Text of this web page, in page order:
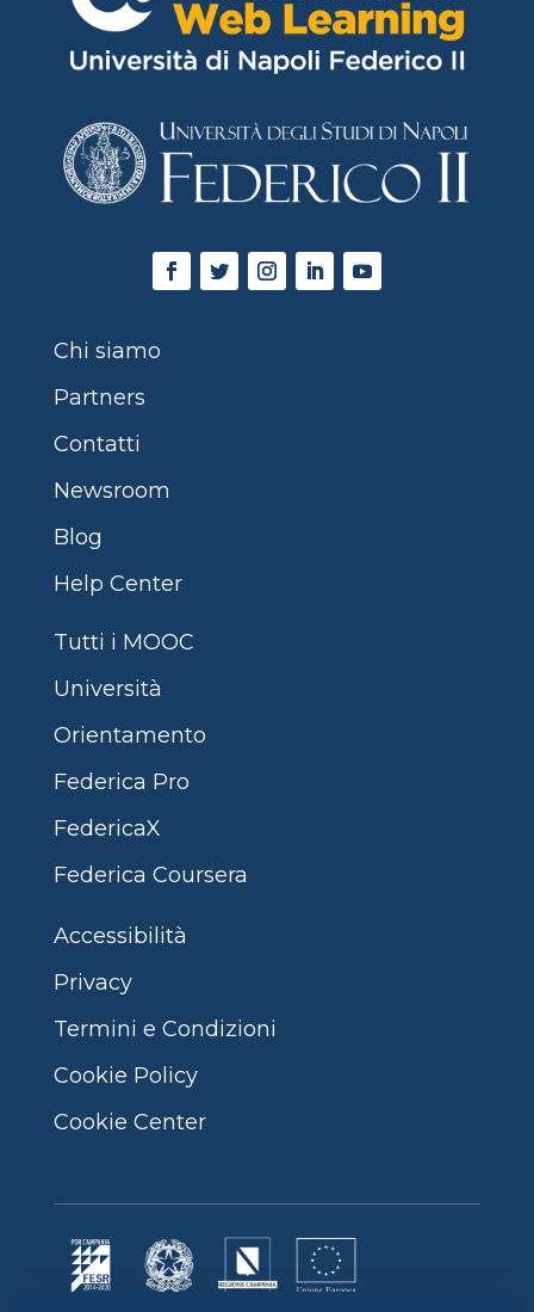
Chi siamo
Partners
Contatti
Newsroom
Blog
Help Center
Tutti i MOOC
Università
Orientamento
Federica Pro
FedericaX
Federica Coursera
Accessibilità
Privacy
Termini e Condizioni
Cookie Policy
Cookie Center